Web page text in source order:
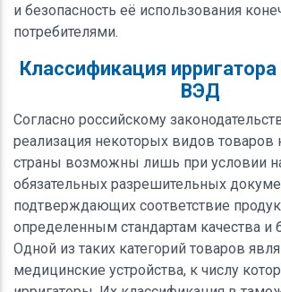
и безопасность её использования
потребителями.
Классификация
ВЭД
Согласно российскому
реализация некоторых видов товаров
страны возможны лишь при условии
обязательных разрешительных
подтверждающих соответствие
определенным стандартам качества и
Одной из таких категорий товаров
медицинские устройства, к числу